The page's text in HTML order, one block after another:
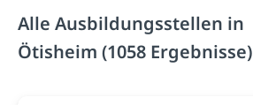
Alle Ausbildungsstellen in
Ötisheim (1058 Ergebnisse)